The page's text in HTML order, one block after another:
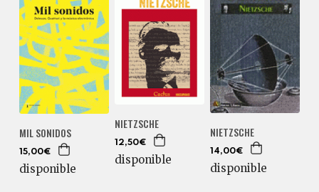
MIL SONIDOS
15,00€
disponible
NIETZSCHE
12,50€
disponible
NIETZSCHE
14,00€
disponible